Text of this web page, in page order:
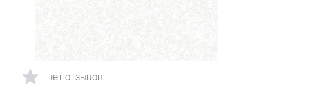
нет отзывов